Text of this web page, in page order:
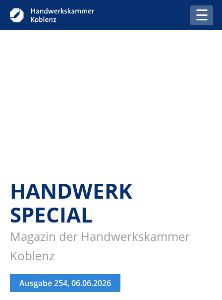
HANDWERK
SPECIAL
Magazin der Handwerkskammer
Koblenz
Ausgabe 254, 06.06.2026